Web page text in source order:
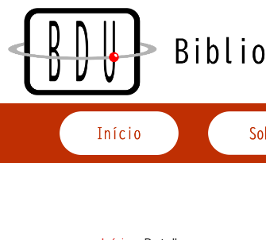
Acessar
conteúdo